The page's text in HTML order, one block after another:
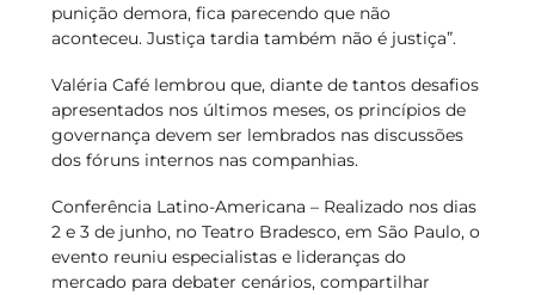
punição demora, fica parecendo que não
aconteceu. Justiça tardia também não é justiça”.
Valéria Café lembrou que, diante de tantos desafios
apresentados nos últimos meses, os princípios de
governança devem ser lembrados nas discussões
dos fóruns internos nas companhias.
Conferência Latino-Americana – Realizado nos dias
2 e 3 de junho, no Teatro Bradesco, em São Paulo, o
evento reuniu especialistas e lideranças do
mercado para debater cenários, compartilhar